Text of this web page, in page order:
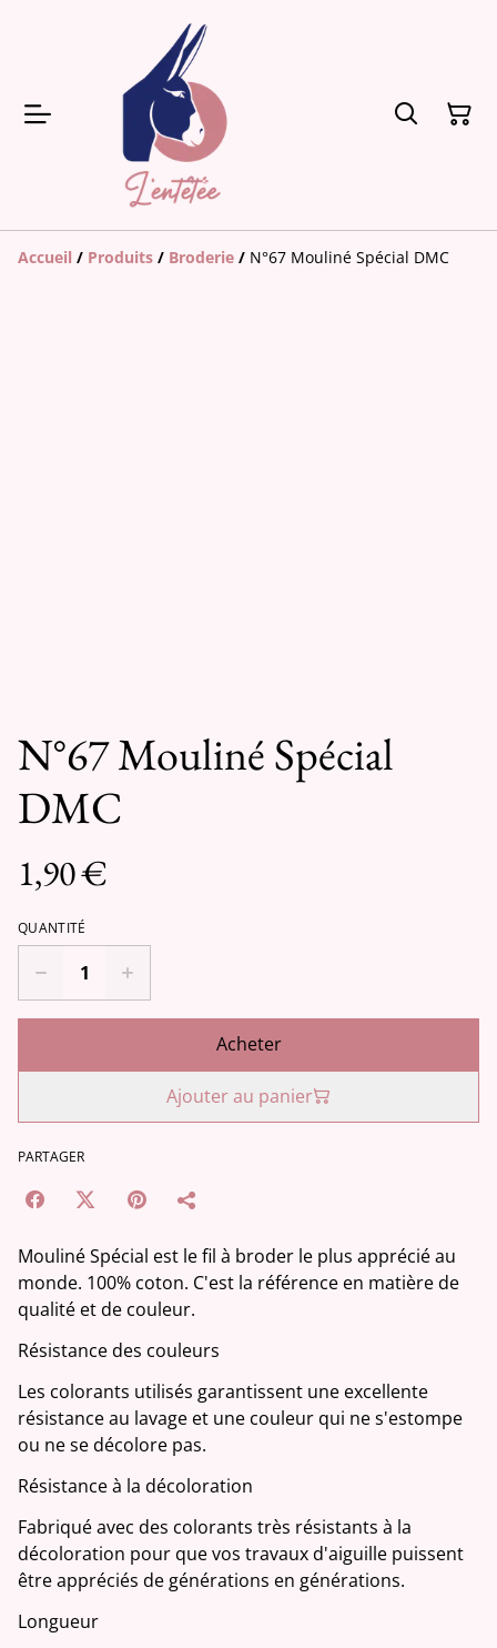
Accueil / Produits / Broderie / N°67 Mouliné Spécial DMC
N°67 Mouliné Spécial
DMC
1,90 €
QUANTITÉ
Acheter
Ajouter au panier
PARTAGER
Mouliné Spécial est le fil à broder le plus apprécié au
monde. 100% coton. C'est la référence en matière de
qualité et de couleur.
Résistance des couleurs
Les colorants utilisés garantissent une excellente
résistance au lavage et une couleur qui ne s'estompe
ou ne se décolore pas.
Résistance à la décoloration
Fabriqué avec des colorants très résistants à la
décoloration pour que vos travaux d'aiguille puissent
être appréciés de générations en générations.
Longueur